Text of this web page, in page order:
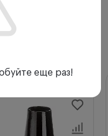
еще раз!